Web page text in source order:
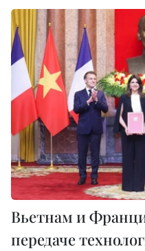
Вьетнам и
передаче